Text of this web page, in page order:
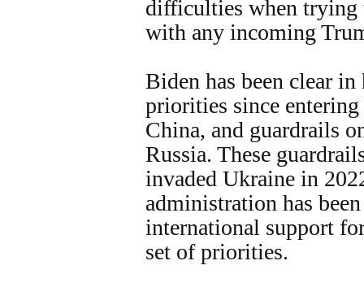
difficulties when trying
with any incoming
Biden has been clear
priorities since
China, and guardrails
Russia. These
invaded Ukraine in
administration has
international support
set of priorities.